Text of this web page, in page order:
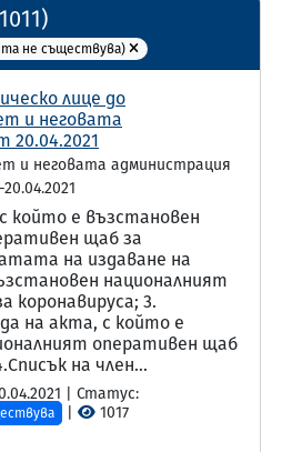
не съществува)
лице до
и неговата
20.04.2021
и неговата администрация
който е възстановен
щаб за
на издаване на
националният
коронавируса; 3.
на акта, с който е
оперативен щаб
на член...
| Статус:
1017